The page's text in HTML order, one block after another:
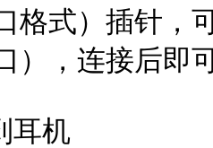
格式）插针
），连接后即
耳机